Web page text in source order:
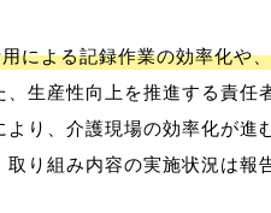
による記録作業の効率化や
、生産性向上を推進する責任
より、介護現場の効率化が